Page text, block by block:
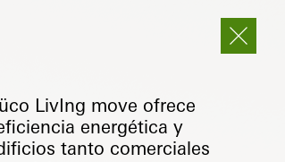
LivIng move ofrece
energética y
tanto comerciales